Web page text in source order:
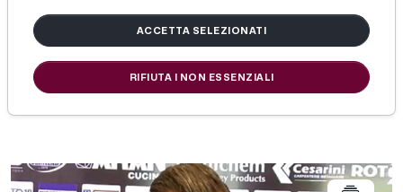
Serie C è importante. Ascoli sarà
protagonista in campionato"
di Redazione Picenotime
ACCETTA SELEZIONATI
RIFIUTA I NON ESSENZIALI